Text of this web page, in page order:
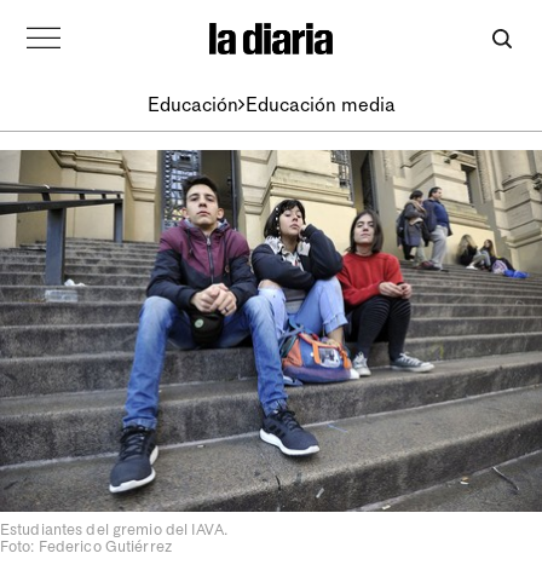
Educación Educación media
Estudiantes del gremio del IAVA.
Foto: Federico Gutiérrez